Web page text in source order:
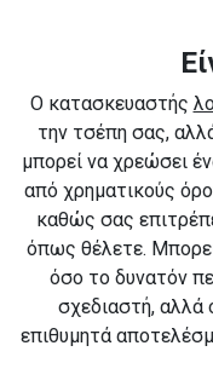
Ο κατασκευαστής
την τσέπη σας,
μπορεί να χρεώσει
από χρηματικούς
καθώς σας
όπως θέλετε.
όσο το δυνατόν
σχεδιαστή, αλλά
επιθυμητά